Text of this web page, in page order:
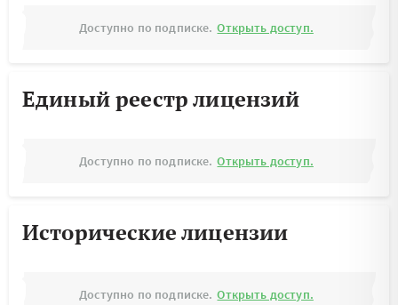
Доступно по подписке. Открыть доступ.
Единый реестр лицензий
Доступно по подписке. Открыть доступ.
Исторические лицензии
Доступно по подписке. Открыть доступ.